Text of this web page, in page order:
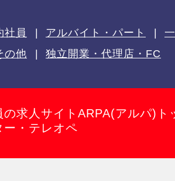
社員 アルバイト・パート
の他 独立開業・代理店・FC
の求人サイトARPA(アルパ)ト
ー・テレオペ